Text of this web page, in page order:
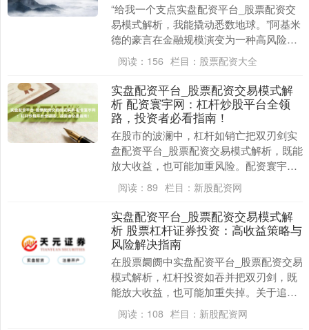
“给我一个支点实盘配资平台_股票配资交
易模式解析，我能撬动悉数地球。”阿基米
德的豪言在金融规模演变为一种高风险游
戏——杠杆炒股。当股市行情波动，不少
投资者心中齐....
阅读： 156 栏目： 股票配资大全
实盘配资平台_股票配资交易模式解
析 配资寰宇网：杠杆炒股平台全领
路，投资者必看指南！
在股市的波澜中，杠杆如销亡把双刃剑实
盘配资平台_股票配资交易模式解析，既能
放大收益，也可能加重风险。配资寰宇网
等杠杆炒股平台的出现，为投资者提供了
撬动更大资金的....
阅读： 89 栏目： 新股配资网
实盘配资平台_股票配资交易模式解
析 股票杠杆证券投资：高收益策略与
风险解决指南
在股票阛阓中实盘配资平台_股票配资交易
模式解析，杠杆投资如吞并把双刃剑，既
能放大收益，也可能加重失掉。关于追求
高收益的投资者而言，合理行使杠杆策
略，同期作念好风....
阅读： 108 栏目： 新股配资网